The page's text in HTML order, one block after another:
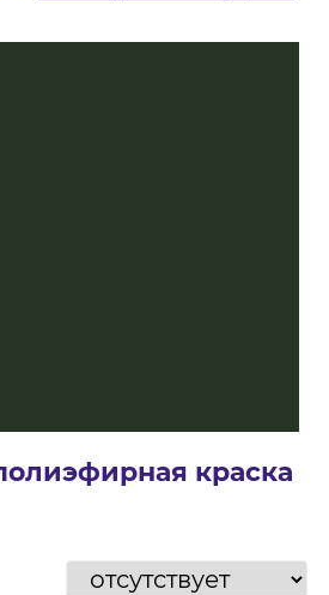
краска